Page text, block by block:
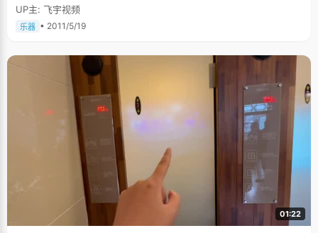
UP主: 飞宇视频
乐器 • 2011/5/19
01:22